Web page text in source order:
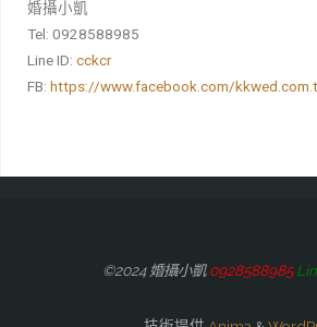
婚攝小凱
Tel: 0928588985
Line ID: cckcr
FB: https://www.facebook.com/
©2024 婚攝小凱0928588985